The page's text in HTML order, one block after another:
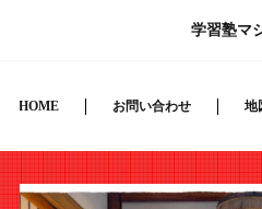
学習塾マ
HOME お問い合わせ 地